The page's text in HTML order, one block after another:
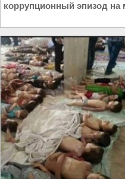
коррупционный эпизод